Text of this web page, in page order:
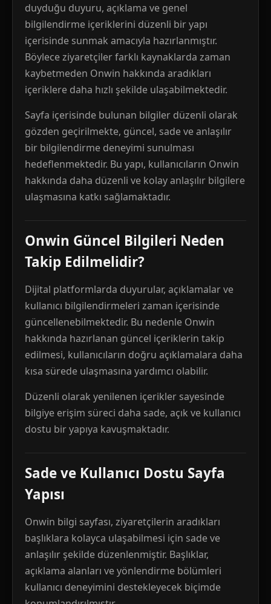
duyduğu duyuru, açıklama ve genel
bilgilendirme içeriklerini düzenli bir yapı
içerisinde sunmak amacıyla hazırlanmıştır.
Böylece ziyaretçiler farklı kaynaklarda zaman
kaybetmeden Onwin hakkında aradıkları
içeriklere daha hızlı şekilde ulaşabilmektedir.
Sayfa içerisinde bulunan bilgiler düzenli olarak
gözden geçirilmekte, güncel, sade ve anlaşılır
bir bilgilendirme deneyimi sunulması
hedeflenmektedir. Bu yapı, kullanıcıların Onwin
hakkında daha düzenli ve kolay anlaşılır bilgilere
ulaşmasına katkı sağlamaktadır.
Onwin Güncel Bilgileri Neden
Takip Edilmelidir?
Dijital platformlarda duyurular, açıklamalar ve
kullanıcı bilgilendirmeleri zaman içerisinde
güncellenebilmektedir. Bu nedenle Onwin
hakkında hazırlanan güncel içeriklerin takip
edilmesi, kullanıcıların doğru açıklamalara daha
kısa sürede ulaşmasına yardımcı olabilir.
Düzenli olarak yenilenen içerikler sayesinde
bilgiye erişim süreci daha sade, açık ve kullanıcı
dostu bir yapıya kavuşmaktadır.
Sade ve Kullanıcı Dostu Sayfa
Yapısı
Onwin bilgi sayfası, ziyaretçilerin aradıkları
başlıklara kolayca ulaşabilmesi için sade ve
anlaşılır şekilde düzenlenmiştir. Başlıklar,
açıklama alanları ve yönlendirme bölümleri
kullanıcı deneyimini destekleyecek biçimde